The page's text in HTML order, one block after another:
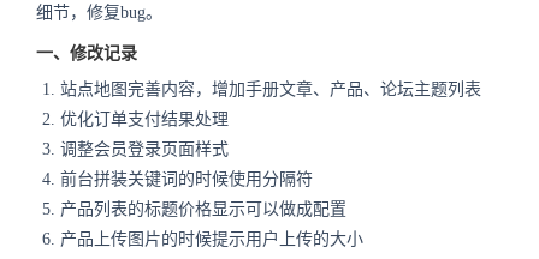
细节，修复bug。
一、修改记录
站点地图完善内容，增加手册文章、产品、论坛主题列表
优化订单支付结果处理
调整会员登录页面样式
前台拼装关键词的时候使用分隔符
产品列表的标题价格显示可以做成配置
产品上传图片的时候提示用户上传的大小